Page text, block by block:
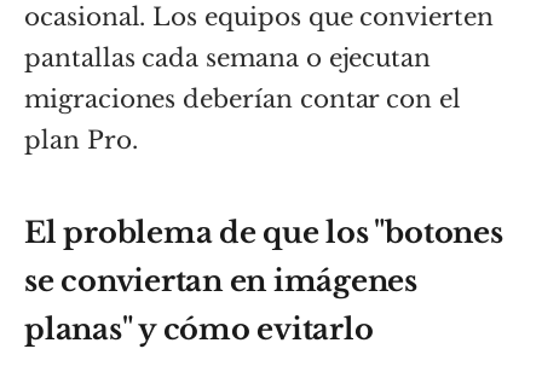
ocasional. Los equipos que convierten
pantallas cada semana o ejecutan
migraciones deberían contar con el
plan Pro.
El problema de que los "botones
se conviertan en imágenes
planas" y cómo evitarlo